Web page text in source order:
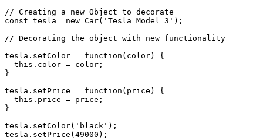
// Creating a new Object to decorate
const tesla= new Car('Tesla Model 3');
// Decorating the object with new functionality
tesla.setColor = function(color) {
  this.color = color;
}
tesla.setPrice = function(price) {
  this.price = price;
}
tesla.setColor('black');
tesla.setPrice(49000);